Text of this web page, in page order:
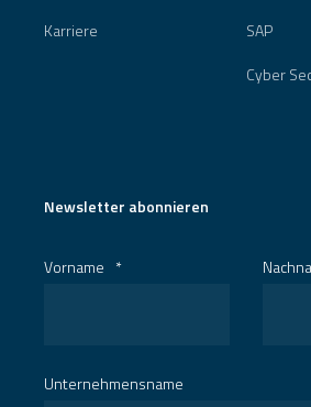
Karriere
SAP
Cyber
Newsletter abonnieren
Vorname *
Unternehmensname